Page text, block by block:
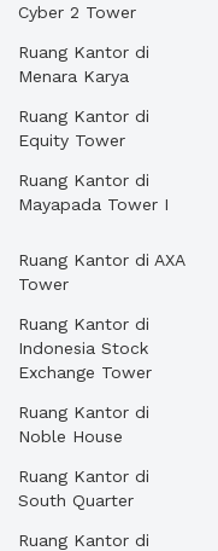
Cyber 2 Tower
Ruang Kantor di
Menara Karya
Ruang Kantor di
Equity Tower
Ruang Kantor di
Mayapada Tower I
Ruang Kantor di AXA
Tower
Ruang Kantor di
Indonesia Stock
Exchange Tower
Ruang Kantor di
Noble House
Ruang Kantor di
South Quarter
Ruang Kantor di